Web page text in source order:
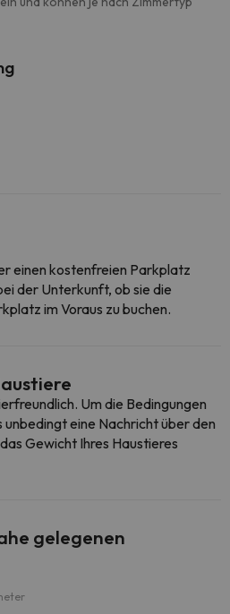
einen kostenfreien Parkplatz
der Unterkunft, ob sie die
im Voraus zu buchen.
Um die Bedingungen
unbedingt eine Nachricht über den
Gewicht Ihres Haustieres
gelegenen